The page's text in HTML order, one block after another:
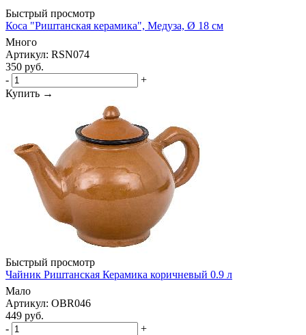
Быстрый просмотр
Коса "Риштанская керамика", Медуза, Ø 18 см
Много
Артикул: RSN074
350 руб.
-
+
Купить →
Быстрый просмотр
Чайник Риштанская Керамика коричневый 0.9 л
Мало
Артикул: OBR046
449 руб.
-
+